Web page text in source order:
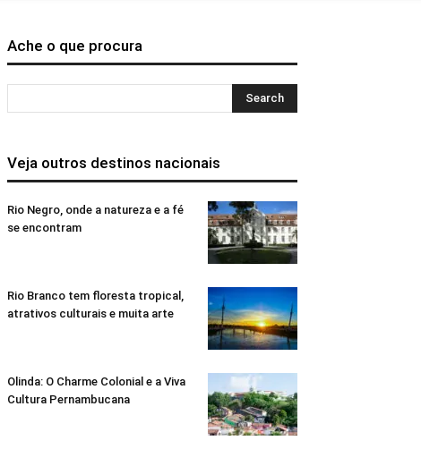
Ache o que procura
Veja outros destinos nacionais
Rio Negro, onde a natureza e a fé
se encontram
Rio Branco tem floresta tropical,
atrativos culturais e muita arte
Olinda: O Charme Colonial e a Viva
Cultura Pernambucana